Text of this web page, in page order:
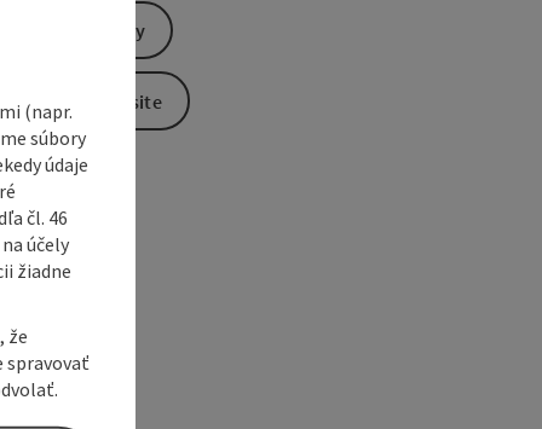
Send inquiry
To the website
(napr.
súbory
údaje
čl. 46
účely
žiadne
že
spravovať